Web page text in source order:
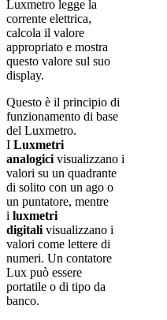
Luxmetro legge la
corrente elettrica,
calcola il valore
appropriato e mostra
questo valore sul suo
display.
Questo è il principio di
funzionamento di base
del Luxmetro.
I Luxmetri
analogici visualizzano i
valori su un quadrante
di solito con un ago o
un puntatore, mentre
i luxmetri
digitali visualizzano i
valori come lettere di
numeri. Un contatore
Lux può essere
portatile o di tipo da
banco.